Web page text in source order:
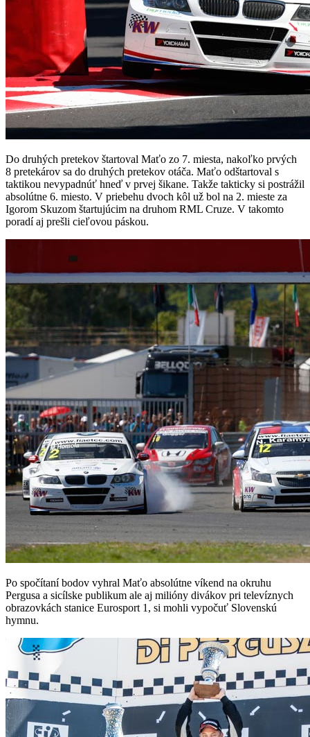
Do druhých pretekov štartoval Maťo zo 7. miesta, nakoľko prvých
8 pretekárov sa do druhých pretekov otáča. Maťo odštartoval s
taktikou nevypadnúť hneď v prvej šikane. Takže takticky si postrážil
absolútne 6. miesto. V priebehu dvoch kôl už bol na 2. mieste za
Igorom Skuzom štartujúcim na druhom RML Cruze. V takomto
poradí aj prešli cieľovou páskou.
Po spočítaní bodov vyhral Maťo absolútne víkend na okruhu
Pergusa a sicílske publikum ale aj milióny divákov pri televíznych
obrazovkách stanice Eurosport 1, si mohli vypočuť Slovenskú
hymnu.